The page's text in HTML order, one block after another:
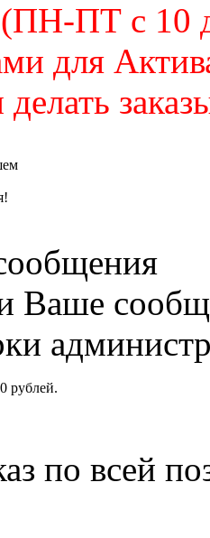
(ПН-ПТ с 10
для
рублей.
по всей